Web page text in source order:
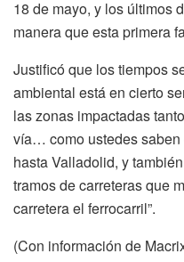
18 de mayo, y los últimos
manera que esta primera
Justificó que los tiempos
ambiental está en cierto
las zonas impactadas
vía… como ustedes
hasta Valladolid, y
tramos de carreteras que
carretera el ferrocarril”.
(Con información de